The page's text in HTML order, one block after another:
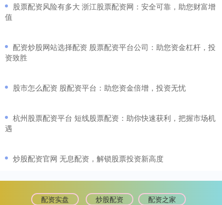
​股票配资风险有多大 浙江股票配资网：安全可靠，助您财富增
值
​配资炒股网站选择配资 股票配资平台公司：助您资金杠杆，投
资致胜
​股市怎么配资 股配资平台：助您资金倍增，投资无忧
​杭州股票配资平台 短线股票配资：助你快速获利，把握市场机
遇
​炒股配资官网 无息配资，解锁股票投资新高度
配资实盘 炒股配资 配资之家